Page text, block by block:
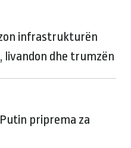
infrastrukturën
livandon dhe trumzën
priprema za